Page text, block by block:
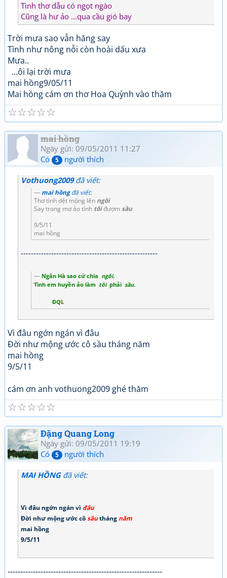
Tình thơ dẫu có ngọt ngào
Cũng là hư ảo ...qua cầu gió bay
Trời mưa sao vẫn hăng say
Tình như nông nỗi còn hoài dấu xưa
Mưa..
...ôi lại trời mưa
mai hồng9/05/11
Mai hồng cám ơn thơ Hoa Quỳnh vào thăm
☆
☆
☆
☆
☆
mai hồng
Ngày gửi: 09/05/2011 11:27
Có
5 người thích
Vothuong2009đã viết:
mai hồngđã viết:
Thơ tình dệt mộng lên ngôi
Say trong mơ ảo tình tôiđượm sầu
9/5/11
mai hồng
------------------------------------------------------
Ngân Hà sao cứ chia ngôi.
Tình em huyền ảo làm tôiphải sầu.
ĐQL
Vì đâu ngớn ngán vì đâu
Đời như mộng ước cô sầu tháng năm
mai hồng
9/5/11
cám ơn anh vothuong2009 ghé thăm
☆
☆
☆
☆
☆
Đặng Quang Long
Ngày gửi: 09/05/2011 19:19
Có
5 người thích
MAI HỒNGđã viết:
Vì đâu ngớn ngán vì đâu
Đời như mộng ước cô sầutháng năm
mai hồng
9/5/11
-------------------------------------------------------------